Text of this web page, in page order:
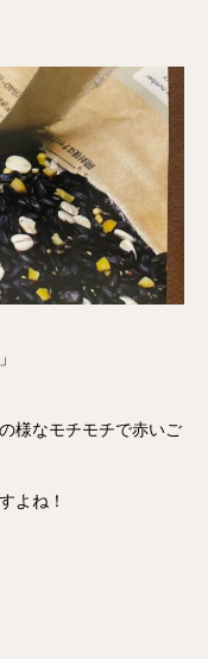
様なモチモチで赤いご
よね！